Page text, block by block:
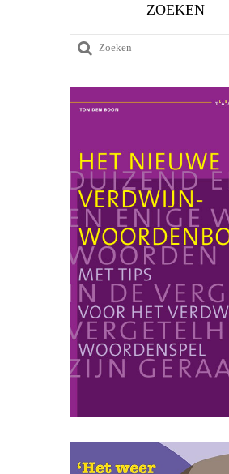
ZOEKEN
Zoeken
naar: